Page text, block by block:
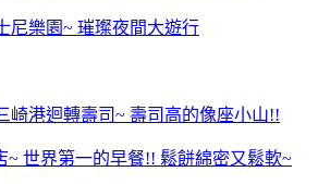
尼樂園~ 璀璨夜間大遊行
崎港迴轉壽司~ 壽司高的像座小山!!
~ 世界第一的早餐!! 鬆餅綿密又鬆軟~